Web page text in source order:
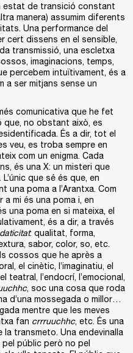
estat de transició constant
manera) assumim diferents
Una performance del
cert dissens en el sensible,
transmissió, una escletxa
imaginacions, temps,
percebem intuïtivament, és a
a ser mitjans sense un
comunicativa que he fet
que, no obstant això, es
És a dir, tot el
veu, es troba sempre en
com un enigma. Cada
és una X: un misteri que
que sé és que, en
una poma a l’Arantxa. Com
mi és una poma i, en
una poma en si mateixa, el
és a dir, a través
daticitat: qualitat, forma,
sabor, color, so, etc.
cossos que he après a
el cinètic, l’imaginatiu, el
teatral, l’endocrí, l’emocional,
, soc una cosa que roda
d’una mossegada o millor…
mentre que les meves
fan crrruuchhc, etc. És una
transmeto. Una endevinalla
públic però no pel